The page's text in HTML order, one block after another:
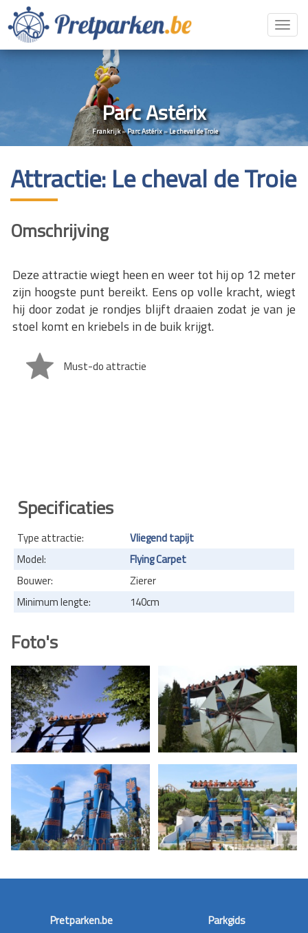
Parc Astérix
Frankrijk»Parc Astérix»Le cheval de Troie
Attractie: Le cheval de Troie
Omschrijving
Deze attractie wiegt heen en weer tot hij op 12 meter
zijn hoogste punt bereikt. Eens op volle kracht, wiegt
hij door zodat je rondjes blijft draaien zodat je van je
stoel komt en kriebels in de buik krijgt.
Must-do attractie
Specificaties
Type attractie:
Vliegend tapijt
Model:
Flying Carpet
Bouwer:
Zierer
Minimum lengte:
140cm
Foto's
Pretparken.be
Parkgids